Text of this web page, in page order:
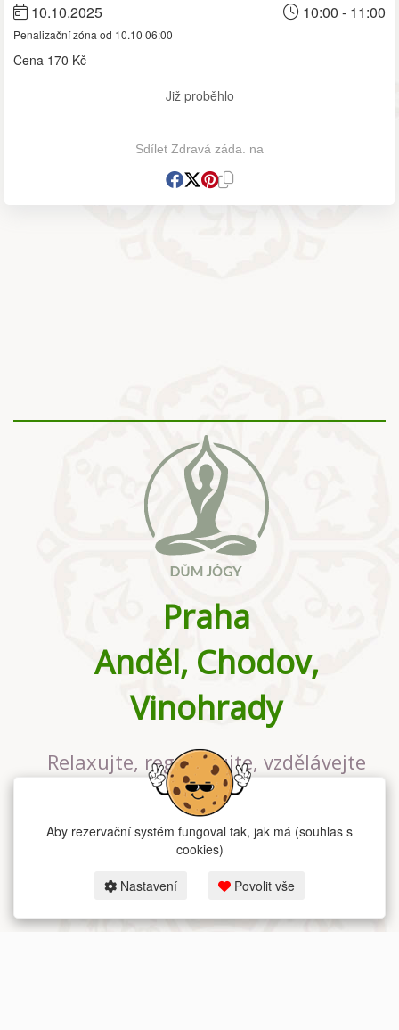
10.10.2025 10:00 - 11:00
Penalizační zóna od 10.10 06:00
Cena 170 Kč
Již proběhlo
Sdílet Zdravá záda. na
Praha
Anděl, Chodov,
Vinohrady
Relaxujte, regenerujte, vzdělávejte
se v největším jógovém studiu v
Praze
Aby rezervační systém fungoval tak, jak má (souhlas s
cookies)
Nastavení Povolit vše